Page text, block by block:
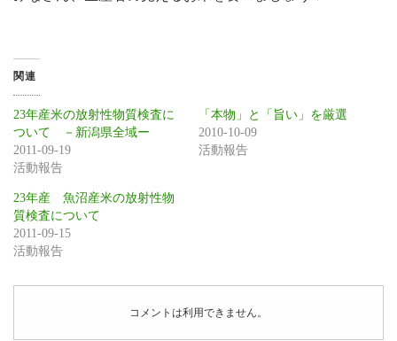
関連
23年産米の放射性物質検査に
ついて －新潟県全域ー
2011-09-19
活動報告
「本物」と「旨い」を厳選
2010-10-09
活動報告
23年産 魚沼産米の放射性物
質検査について
2011-09-15
活動報告
コメントは利用できません。